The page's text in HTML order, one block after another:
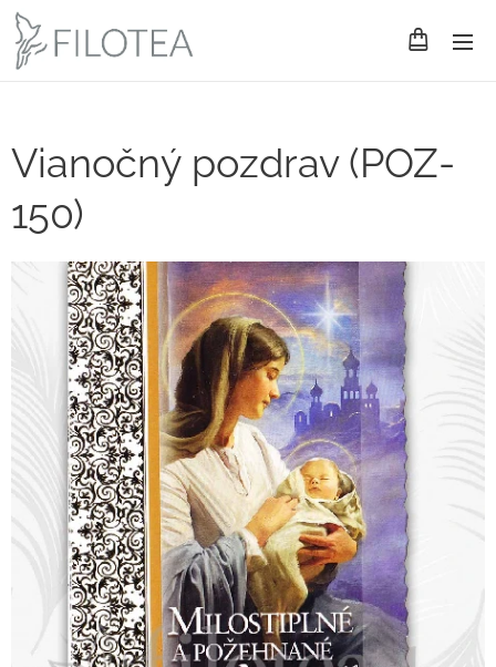
Vianočný pozdrav (POZ-
150)